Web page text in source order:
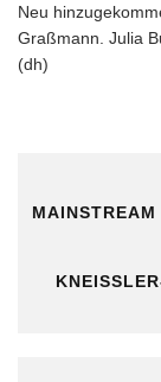
Neu
Graßmann. Julia
(dh)